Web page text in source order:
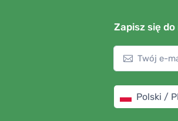
Zapisz się
Polski /